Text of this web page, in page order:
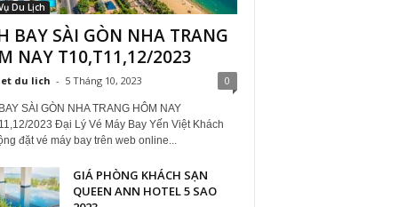
Du Lịch
BAY SÀI GÒN NHA TRANG
NAY T10,T11,12/2023
du lich - 5 Tháng 10, 2023 0
SÀI GÒN NHA TRANG HÔM NAY
2023 Đại Lý Vé Máy Bay Yến Việt Khách
đặt vé máy bay trên web online...
GIÁ PHÒNG KHÁCH SẠN
QUEEN ANN HOTEL 5 SAO